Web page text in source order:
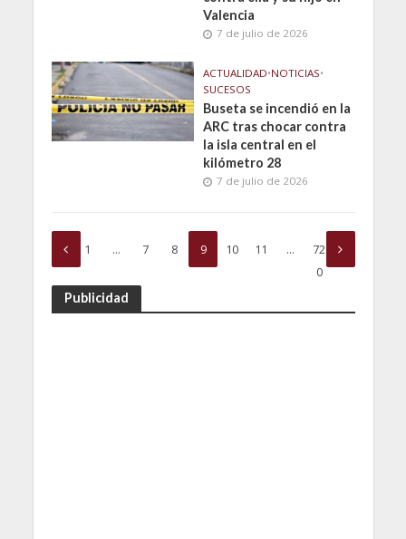
Valencia
7 de julio de 2026
ACTUALIDAD•NOTICIAS•
SUCESOS
Buseta se incendió en la
ARC tras chocar contra
la isla central en el
kilómetro 28
7 de julio de 2026
1 … 7 8 9 10 11 …
72
0
Publicidad